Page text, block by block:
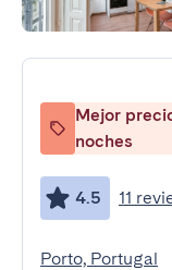
Mejor
noches
4.5 11
Porto, Portugal